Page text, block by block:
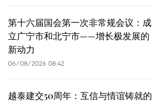
第十六届国会第一次非常规会议：成
立广宁市和北宁市——增长极发展的
新动力
06/08/2026 08:42
越泰建交50周年：互信与情谊铸就的